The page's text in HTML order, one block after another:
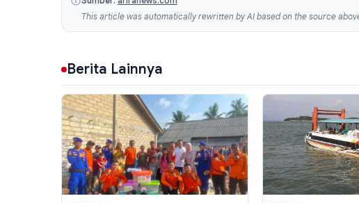
This article was automatically rewritten by AI based on the source
Berita Lainnya